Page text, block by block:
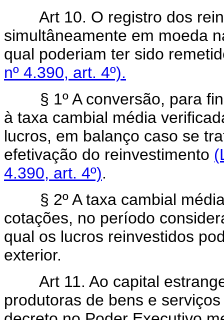
Art 10. O registro dos
simultâneamente em moeda
qual poderiam ter sido
nº 4.390, art. 4º).
§ 1º A conversão, para
à taxa cambial média
lucros, em balanço caso se
efetivação do reinvestimento
4.390, art. 4º).
§ 2º A taxa cambial média
cotações, no período
qual os lucros reinvestidos
exterior.
Art 11. Ao capital
produtoras de bens e